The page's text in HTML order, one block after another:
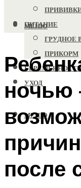
ПИТАНИЕ
ГРУДНОЕ
ПРИКОРМ
БЕРЕМЕННОСТЬ
УХОД
МЕНЮ
МЕНЮ
после